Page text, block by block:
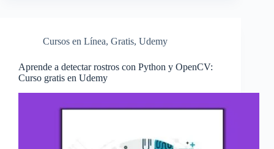
Cursos en Línea, Gratis, Udemy
Aprende a detectar rostros con Python y OpenCV:
Curso gratis en Udemy